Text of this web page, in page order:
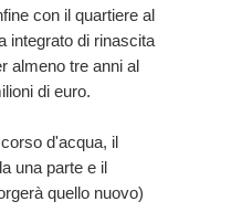
con il quartiere al
integrato di rinascita
almeno tre anni al
di euro.
d'acqua, il
una parte e il
quello nuovo)